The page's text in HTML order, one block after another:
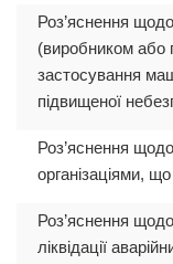
Роз’яснення
(виробником або
застосування
підвищеної
Роз’яснення
організаціями,
Роз’яснення
ліквідації